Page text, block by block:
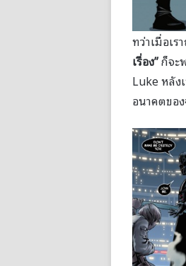
ทว่าเมื่อเ
เรื่อง”ก็จะ
Luke หลัง
อนาคตขอ